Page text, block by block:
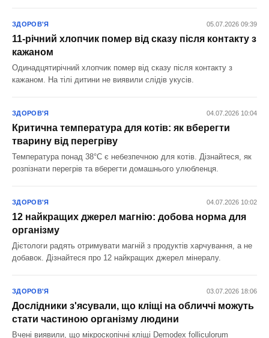
ЗДОРОВ'Я 05.07.2026 09:39
11-річний хлопчик помер від сказу після контакту з
кажаном
Одинадцятирічний хлопчик помер від сказу після контакту з
кажаном. На тілі дитини не виявили слідів укусів.
ЗДОРОВ'Я 04.07.2026 10:04
Критична температура для котів: як вберегти
тварину від перегріву
Температура понад 38°C є небезпечною для котів. Дізнайтеся, як
розпізнати перегрів та вберегти домашнього улюбленця.
ЗДОРОВ'Я 04.07.2026 10:02
12 найкращих джерел магнію: добова норма для
організму
Дієтологи радять отримувати магній з продуктів харчування, а не
добавок. Дізнайтеся про 12 найкращих джерел мінералу.
ЗДОРОВ'Я 03.07.2026 18:06
Дослідники з'ясували, що кліщі на обличчі можуть
стати частиною організму людини
Вчені виявили, що мікроскопічні кліщі Demodex folliculorum